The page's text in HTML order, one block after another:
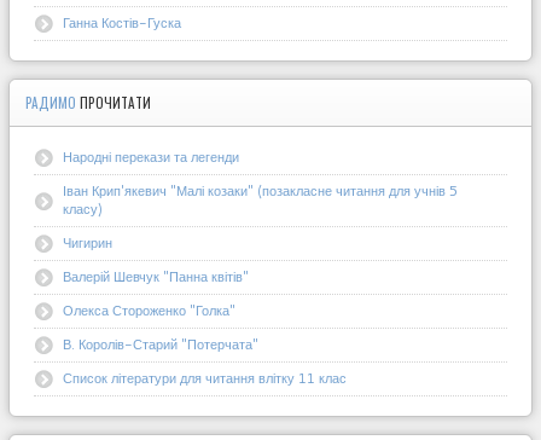
Ганна Костів-Гуска
РАДИМО ПРОЧИТАТИ
Народні перекази та легенди
Іван Крип'якевич "Малі козаки" (позакласне читання для учнів 5
класу)
Чигирин
Валерій Шевчук "Панна квітів"
Олекса Стороженко "Голка"
В. Королів-Старий "Потерчата"
Список літератури для читання влітку 11 клас